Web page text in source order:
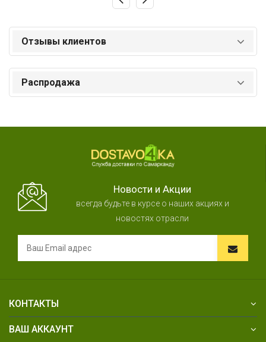
Отзывы клиентов
Распродажа
Новости и Акции
всегда будьте в курсе о наших акциях и
новостях отрасли
КОНТАКТЫ
ВАШ АККАУНТ